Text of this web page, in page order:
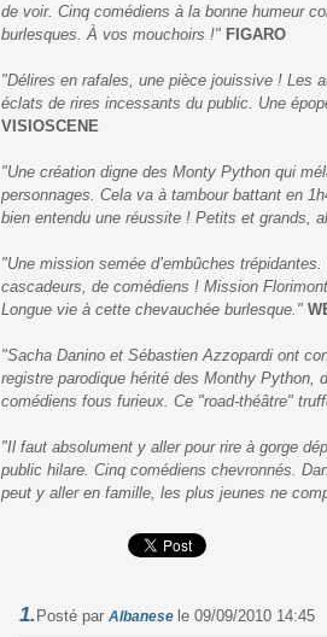
de voir. Cinq comédiens à la bonne humeur
burlesques. À vos mouchoirs !" FIGARO
"Délires en rafales, une pièce jouissive ! Les
éclats de rires incessants du public. Une
VISIOSCENE
"Une création digne des Monty Python qui
personnages. Cela va à tambour battant en
bien entendu une réussite ! Petits et grands,
"Une mission semée d’embûches
cascadeurs, de comédiens ! Mission
Longue vie à cette chevauchée burlesque."
"Sacha Danino et Sébastien Azzopardi ont
registre parodique hérité des Monthy
comédiens fous furieux. Ce "road-théâtre"
"Il faut absolument y aller pour rire à gorge
public hilare. Cinq comédiens chevronnés.
peut y aller en famille, les plus jeunes ne
1. Posté par Albanese le 09/09/2010 14:45